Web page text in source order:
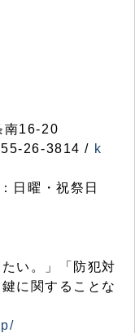
南16-20
26-3814 / k
日曜・祝祭日
い。」「防犯対
に関することな